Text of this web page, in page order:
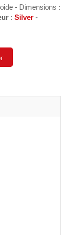
- Dimensions :
: Silver -